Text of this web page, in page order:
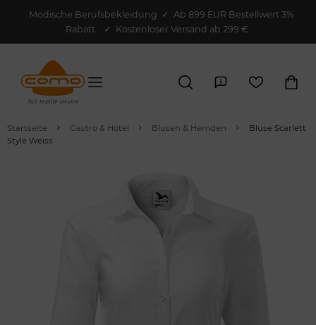
Modische Berufsbekleidung ✓ Ab 899 EUR Bestellwert 3%
Rabatt
✓ Kostenloser Versand ab 299 €
Startseite Gastro & Hotel Blusen & Hemden
Bluse Scarlett
Style Weiss